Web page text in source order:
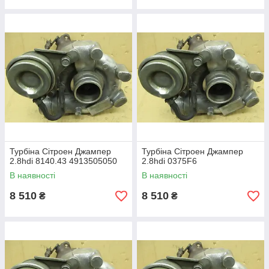
Ми компаніяZAPCHASTIE
, займаємось розбіркою
автомобіляСітроенДжампер вже багато років.
Пропонуємо якіснібу турбіни, які повністю
відповідають технічним вимогам вашого автомобіля.
У нас великий асортимент!
Выгода покупки бу турбіни у
значно меншу вартість, аніж нові, при
збереженні технічних характеристик.
Турбіна Сітроен Джампер
2.8hdi 8140.43 4913505050
В наявності
8 510 ₴
Турбіна Сітроен Джампер
2.8hdi 0375F6
В наявності
8 510 ₴